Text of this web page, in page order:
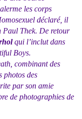
les corps
déclaré, il
Paul Thek. De retour
qui l’inclut dans
Boys.
combinant des
photos des
par son amie
de photographies de